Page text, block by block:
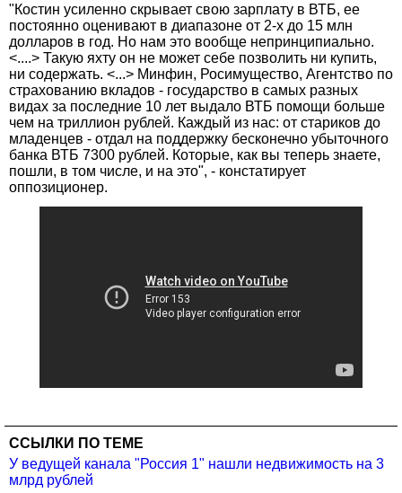
"Костин усиленно скрывает свою зарплату в ВТБ, ее
постоянно оценивают в диапазоне от 2-х до 15 млн
долларов в год. Но нам это вообще непринципиально.
<....> Такую яхту он не может себе позволить ни купить,
ни содержать. <...> Минфин, Росимущество, Агентство по
страхованию вкладов - государство в самых разных
видах за последние 10 лет выдало ВТБ помощи больше
чем на триллион рублей. Каждый из нас: от стариков до
младенцев - отдал на поддержку бесконечно убыточного
банка ВТБ 7300 рублей. Которые, как вы теперь знаете,
пошли, в том числе, и на это", - констатирует
оппозиционер.
ССЫЛКИ ПО ТЕМЕ
У ведущей канала "Россия 1" нашли недвижимость на 3
млрд рублей